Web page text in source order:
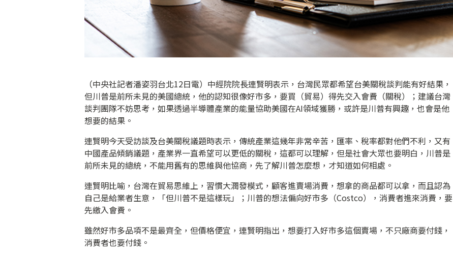
（中央社記者潘姿羽台北12日電）中經院院長連賢明表示，台灣民眾都希望台美關稅談判能有好結果，
但川普是前所未見的美國總統，他的認知很像好市多，要買（貿易）得先交入會費（關稅）；建議台灣
談判團隊不妨思考，如果透過半導體產業的能量協助美國在AI領域獲勝，或許是川普有興趣，也會是他
想要的結果。
連賢明今天受訪談及台美關稅議題時表示，傳統產業這幾年非常辛苦，匯率、稅率都對他們不利，又有
中國產品傾銷議題，產業界一直希望可以更低的關稅，這都可以理解，但是社會大眾也要明白，川普是
前所未見的總統，不能用舊有的思維與他協商，先了解川普怎麼想，才知道如何相處。
連賢明比喻，台灣在貿易思維上，習慣大潤發模式，顧客進賣場消費，想拿的商品都可以拿，而且認為
自己是給業者生意，「但川普不是這樣玩」；川普的想法偏向好市多（Costco），消費者進來消費，要
先繳入會費。
雖然好市多品項不是最齊全，但價格便宜，連賢明指出，想要打入好市多這個賣場，不只廠商要付錢，
消費者也要付錢。